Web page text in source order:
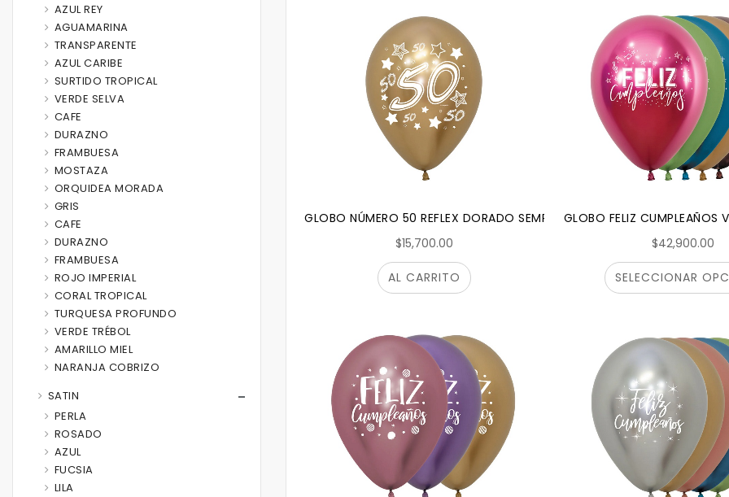
GLOBO NÚMERO 50 REFLEX DORADO SEMPERTEX
$15,700.00
AL CARRITO
GLOBO FELIZ CUMPLEAÑOS
$42,900.00
SELECCIONAR
AZUL REY
AGUAMARINA
TRANSPARENTE
AZUL CARIBE
SURTIDO TROPICAL
VERDE SELVA
CAFE
DURAZNO
FRAMBUESA
MOSTAZA
ORQUIDEA MORADA
GRIS
CAFE
DURAZNO
FRAMBUESA
ROJO IMPERIAL
CORAL TROPICAL
TURQUESA PROFUNDO
VERDE TRÉBOL
AMARILLO MIEL
NARANJA COBRIZO
SATIN
PERLA
ROSADO
AZUL
FUCSIA
LILA